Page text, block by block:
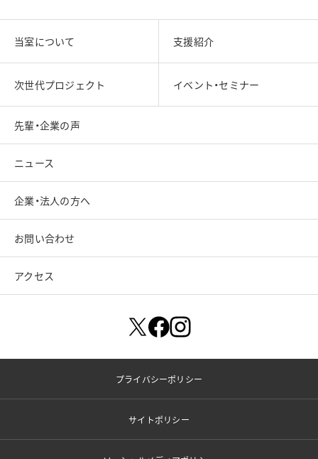
当室について 支援紹介
次世代プロジェクト イベント・セミナー
先輩・企業の声
ニュース
企業・法人の方へ
お問い合わせ
アクセス
プライバシーポリシー
サイトポリシー